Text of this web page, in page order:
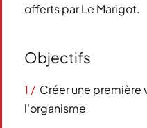
offerts par Le Marigot.
Objectifs
1 / Créer une première
l'organisme